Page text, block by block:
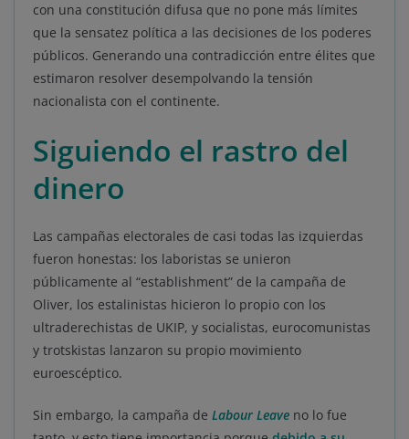
con una constitución difusa que no pone más límites
que la sensatez política a las decisiones de los poderes
públicos. Generando una contradicción entre élites que
estimaron resolver desempolvando la tensión
nacionalista con el continente.
Siguiendo el rastro del
dinero
Las campañas electorales de casi todas las izquierdas
fueron honestas: los laboristas se unieron
públicamente al “establishment” de la campaña de
Oliver, los estalinistas hicieron lo propio con los
ultraderechistas de UKIP, y socialistas, eurocomunistas
y trotskistas lanzaron su propio movimiento
euroescéptico.
Sin embargo, la campaña de Labour Leave no lo fue